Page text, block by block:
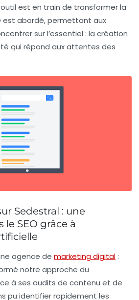
est en train de transformer la
est abordé, permettant aux
sur l’essentiel : la création
qui répond aux attentes des
Sedestral : une
SEO grâce à
agence de marketing digital:
notre approche du
à ses audits de contenu et de
pu identifier rapidement les